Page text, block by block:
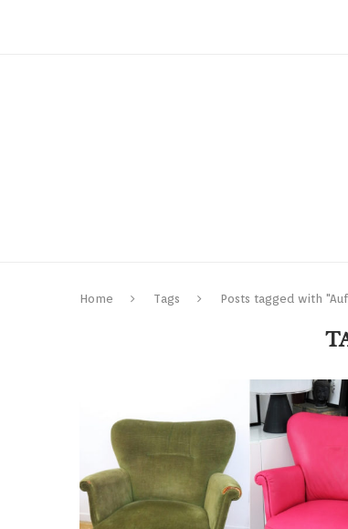
Home Tags Posts tagged with